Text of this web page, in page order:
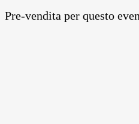
Pre-vendita per questo